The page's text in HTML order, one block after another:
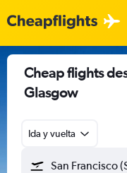
Cheap flights
Glasgow
Ida y vuelta
San Francisco